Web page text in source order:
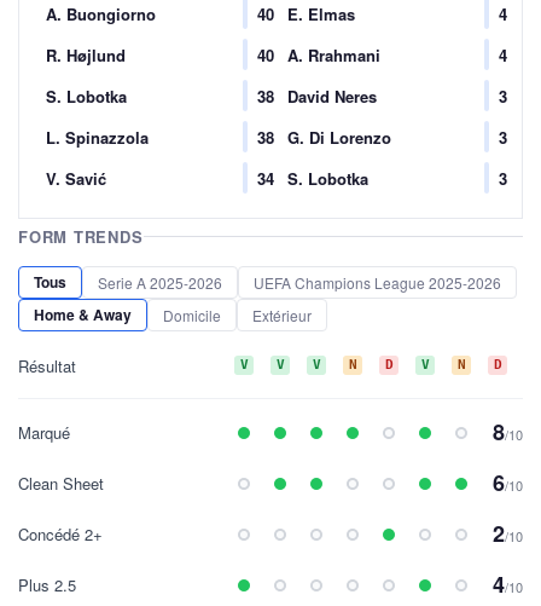
A. Buongiorno
40
R. Højlund
40
S. Lobotka
38
L. Spinazzola
38
V. Savić
34
E. Elmas
4
A. Rrahmani
4
David Neres
3
G. Di Lorenzo
3
S. Lobotka
3
FORM TRENDS
Tous Serie A 2025-2026 UEFA Champions League 2025-2026
Home & Away Domicile Extérieur
Résultat V V V N D V N D
Marqué 8/10
Clean Sheet 6/10
Concédé 2+ 2/10
Plus 2.5 4/10